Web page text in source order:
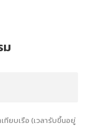
ม
ทียบเรือ (เวลารับขึ้นอยู่